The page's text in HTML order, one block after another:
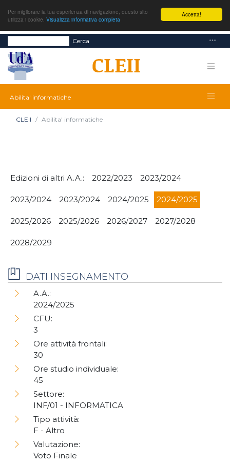
Accetta!
Per migliorare la tua esperienza di navigazione, questo sito
utilizza i cookie. Visualizza informativa completa
Cerca
Abilita' informatiche
CLEII Abilita' informatiche
Edizioni di altri A.A.: 2022/2023 2023/2024
2023/2024 2023/2024 2024/2025 2024/2025
2025/2026 2025/2026 2026/2027 2027/2028
2028/2029
DATI INSEGNAMENTO
A.A.:
2024/2025
CFU:
3
Ore attività frontali:
30
Ore studio individuale:
45
Settore:
INF/01 - INFORMATICA
Tipo attività:
F - Altro
Valutazione:
Voto Finale